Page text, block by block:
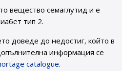
вещество семаглутид и е
тип 2.
доведе до недостиг, който в
информация се
catalogue.